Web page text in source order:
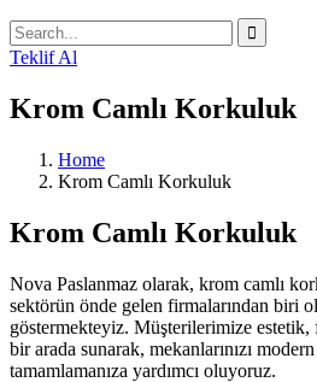
Teklif Al
Krom Camlı Korkuluk
Home
Krom Camlı Korkuluk
Krom Camlı Korkuluk
Nova Paslanmaz olarak, krom camlı
sektörün önde gelen firmalarından biri
göstermekteyiz. Müşterilerimize
bir arada sunarak, mekanlarınızı
tamamlamanıza yardımcı oluyoruz.